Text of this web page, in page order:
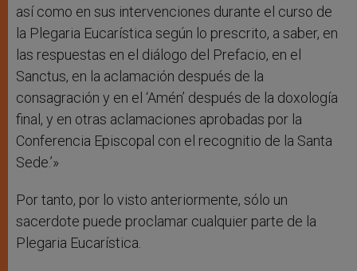
así como en sus intervenciones durante el curso de
la Plegaria Eucarística según lo prescrito, a saber, en
las respuestas en el diálogo del Prefacio, en el
Sanctus, en la aclamación después de la
consagración y en el ‘Amén’ después de la doxología
final, y en otras aclamaciones aprobadas por la
Conferencia Episcopal con el recognitio de la Santa
Sede.’»
Por tanto, por lo visto anteriormente, sólo un
sacerdote puede proclamar cualquier parte de la
Plegaria Eucarística.